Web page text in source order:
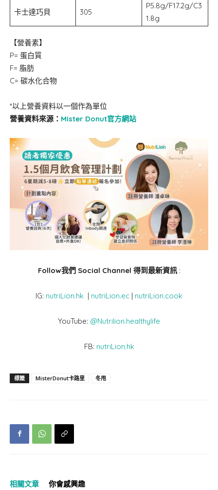
卡士達巧貝 305
P5.8g/F17.2g/C3
1.8g
【營養素】
P= 蛋白質
F= 脂肪
C= 碳水化合物
*以上營養資料以一個作為單位
營養資料來源： Mister Donut官方網站
Follow我們 Social Channel 得到最新資訊:
IG: nutriLion.hk | nutriLion.ec | nutriLion.cook
YouTube: @Nutrilion.healthylife
FB: nutriLion.hk
標籤 MisterDonut卡路里 冬甩
相關文章 你會感興趣